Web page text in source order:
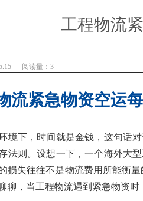
工程物流
阅读量： 3
流紧急物资空运
境下，时间就是金钱，这句话
法则。设想一下，一个海外大
损失往往不是物流费用所能衡
聊，当工程物流遇到紧急物资